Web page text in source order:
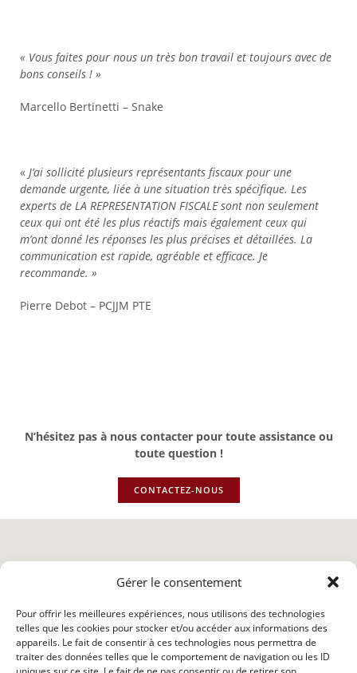
Gérer le consentement
Pour offrir les meilleures expériences, nous utilisons des technologies
telles que les cookies pour stocker et/ou accéder aux informations des
appareils. Le fait de consentir à ces technologies nous permettra de
traiter des données telles que le comportement de navigation ou les ID
« Vous faites pour nous un très bon travail et toujours avec de
bons conseils ! »
Marcello Bertinetti – Snake
« J’ai sollicité plusieurs représentants fiscaux pour une
demande urgente, liée à une situation très spécifique. Les
experts de LA REPRESENTATION FISCALE sont non seulement
ceux qui ont été les plus réactifs mais également ceux qui
m’ont donné les réponses les plus précises et détaillées. La
communication est rapide, agréable et efficace. Je
recommande. »
Pierre Debot – PCJJM PTE
N’hésitez pas à nous contacter pour toute assistance ou
toute question !
CONTACTEZ-NOUS